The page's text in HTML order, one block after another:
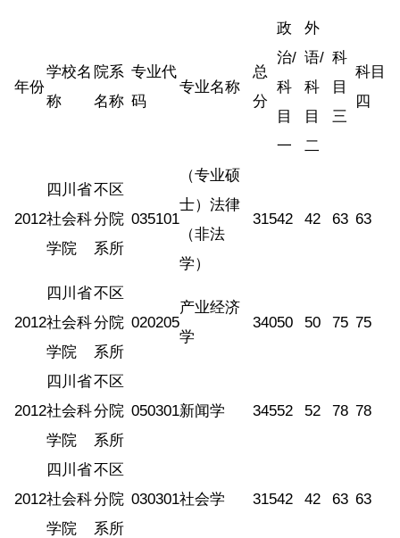
年份
学校名
称
院系
名称
专业代
码
专业名称
总
分
政
治/
科
目
一
外
语/
科
目
二
科
目
三
科目
四
2012
四川省
社会科
学院
不区
分院
系所
035101
（专业硕
士）法律
（非法
学）
31542 42 63 63
2012
四川省
社会科
学院
不区
分院
系所
020205
产业经济
学
34050 50 75 75
2012
四川省
社会科
学院
不区
分院
系所
050301新闻学 34552 52 78 78
2012
四川省
社会科
学院
不区
分院
系所
030301社会学 31542 42 63 63